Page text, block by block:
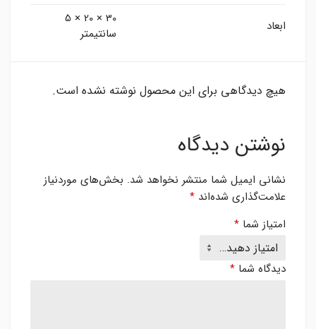
ابعاد
30 × 20 × 5
سانتیمتر
هیچ دیدگاهی برای این محصول نوشته نشده است.
نوشتن دیدگاه
نشانی ایمیل شما منتشر نخواهد شد. بخش‌های موردنیاز
علامت‌گذاری شده‌اند *
امتیاز شما *
دیدگاه شما *